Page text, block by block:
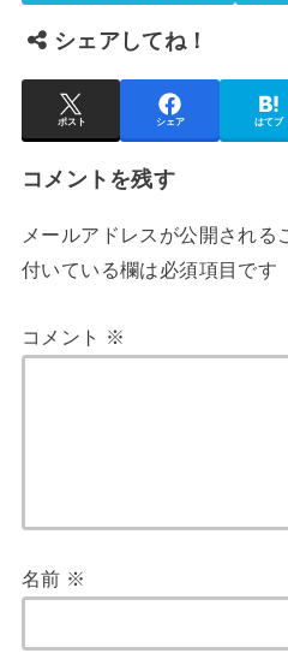
シェアしてね！
ポスト シェア はてブ
コメントを残す
メールアドレスが公開される
付いている欄は必須項目です
コメント ※
名前 ※